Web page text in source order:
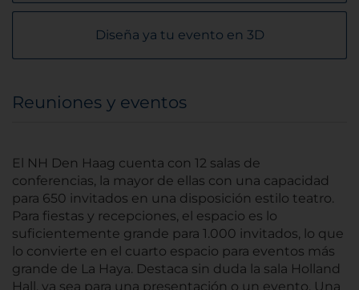
Diseña ya tu evento en 3D
Reuniones y eventos
El NH Den Haag cuenta con 12 salas de
conferencias, la mayor de ellas con una capacidad
para 650 invitados en una disposición estilo teatro.
Para fiestas y recepciones, el espacio es lo
suficientemente grande para 1.000 invitados, lo que
lo convierte en el cuarto espacio para eventos más
grande de La Haya. Destaca sin duda la sala Holland
Hall, ya sea para una presentación o un evento. Una